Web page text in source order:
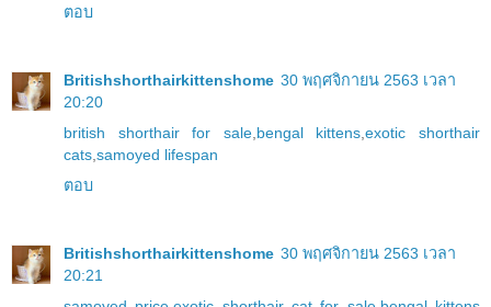
ตอบ
Britishshorthairkittenshome 30 พฤศจิกายน 2563 เวลา
20:20
british shorthair for sale, bengal kittens ,exotic shorthair
cats samoyed lifespan
ตอบ
Britishshorthairkittenshome 30 พฤศจิกายน 2563 เวลา
20:21